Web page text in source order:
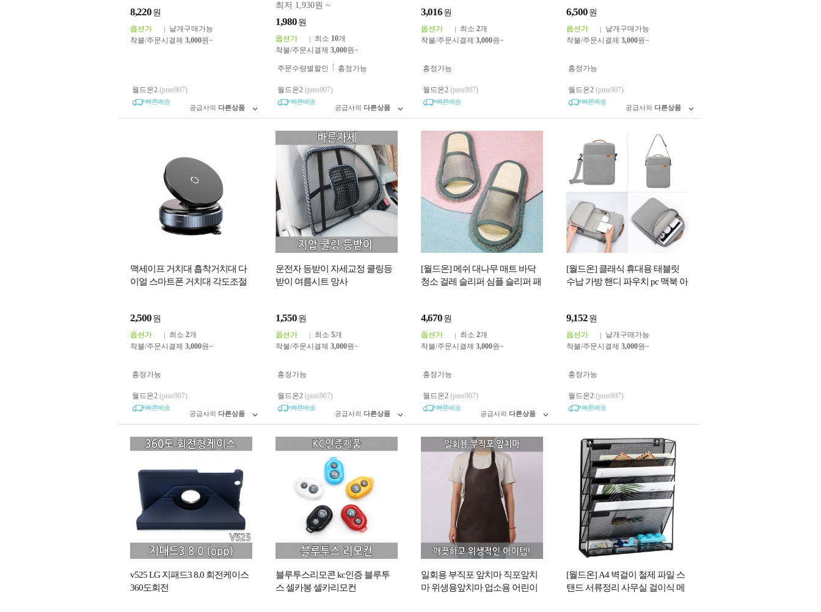
8,220 원
옵션가
낱개구매가능
착불/주문시결제 3,000원~
월드온2 (pms907)
빠른배송
공급사의 다른상품
최저 1,930원 ~
1,980 원
옵션가 최소 10개
착불/주문시결제 3,000원~
주문수량별할인 흥정가능
월드온2 (pms907)
빠른배송
공급사의 다른상품
3,016 원
옵션가 최소 2개
착불/주문시결제 3,000원~
흥정가능
월드온2 (pms907)
빠른배송
6,500 원
옵션가
낱개구매가능
착불/주문시결제 3,000원~
흥정가능
월드온2 (pms907)
빠른배송
공급사의 다른상품
맥세이프 거치대 흡착거치대 다
이얼 스마트폰 거치대 각도조절
2,500 원
옵션가 최소 2개
착불/주문시결제 3,000원~
흥정가능
월드온2 (pms907)
빠른배송
공급사의 다른상품
운전자 등받이 자세교정 쿨링등
받이 여름시트 망사
1,550 원
옵션가 최소 5개
착불/주문시결제 3,000원~
흥정가능
월드온2 (pms907)
빠른배송
공급사의 다른상품
[월드온] 메쉬 대나무 매트 바닥
청소 걸레 슬리퍼 심플 슬리퍼 패
4,670 원
옵션가 최소 2개
착불/주문시결제 3,000원~
흥정가능
월드온2 (pms907)
빠른배송
공급사의 다른상품
[월드온] 클래식 휴대용 태블릿
수납 가방 핸디 파우치 pc 맥북 아
9,152 원
옵션가
낱개구매가능
착불/주문시결제 3,000원~
흥정가능
월드온2 (pms907)
빠른배송
v525 LG 지패드3 8.0 회전케이스
360도회전
블루투스리모콘 kc인증 블루투
스 셀카봉 셀카리모컨
일회용 부직포 앞치마 직포앞치
마 위생용앞치마 업소용 어린이
[월드온] A4 벽걸이 철제 파일 스
탠드 서류정리 사무실 걸이식 메